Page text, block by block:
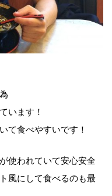
います！
て食べやすいです！
使われていて安心安全
風にして食べるのも最